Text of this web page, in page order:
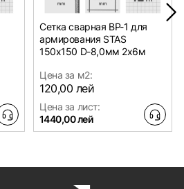
Сетка сварная ВР-1 для
армирования STAS
150х150 D-8,0мм 2х6м
Цена за м2:
120,00 лей
Цена за лист:
1440,00 лей